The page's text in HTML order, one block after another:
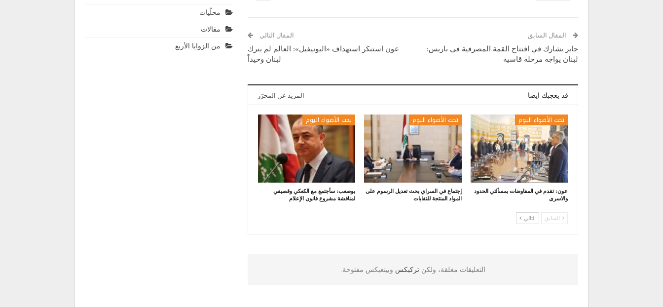
المقال السابق
جابر يشارك في افتتاح القمة المصرفية في باريس:
لبنان يواجه مرحلة قاسية
المقال التالي
عون استنكر استهداف «اليونيفيل»: العالم لم يترك
لبنان وحيداً
قد يعجبك ايضا المزيد عن المحرّر
تحت الأضواء اليوم
عون: تقدم في المفاوضات بمسألتي الحدود
والاسرى
تحت الأضواء اليوم
إجتماع في السراي بحث تعديل الرسوم على
المواد المنتجة للنفايات
تحت الأضواء اليوم
بوصعب: سأجتمع مع الكعكي وقصيفي
لمناقشة مشروع قانون الإعلام
السابق التالي
التعليقات مغلقة، ولكنتركبكس وبينغبكس مفتوحة.
محلّيات
مقالات
من الزوايا الأربع